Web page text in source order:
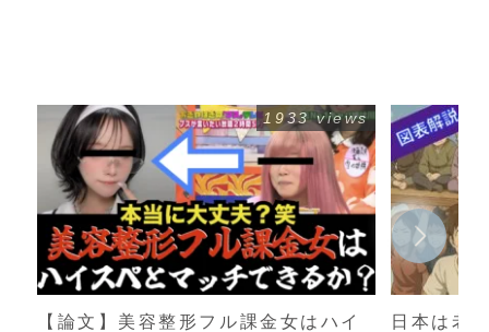
【論文】美容整形フル課金女はハイ
1933 views
日本は老